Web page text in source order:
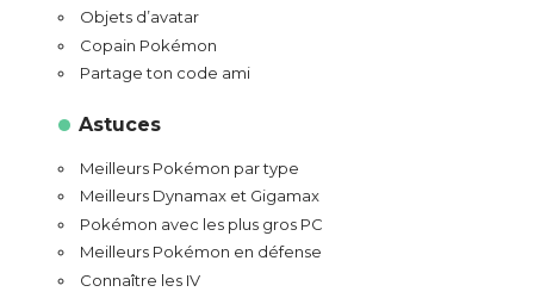
Objets d’avatar
Copain Pokémon
Partage ton code ami
Astuces
Meilleurs Pokémon par type
Meilleurs Dynamax et Gigamax
Pokémon avec les plus gros PC
Meilleurs Pokémon en défense
Connaître les IV